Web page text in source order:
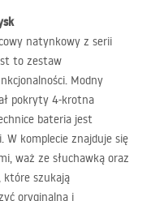
natynkowy z serii
to zestaw
Modny
pokryty 4-krotna
bateria jest
W komplecie znajduje się
waż ze słuchawką oraz
które szukają
oryginalną i